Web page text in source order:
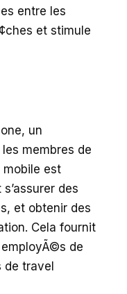
entre les
et stimule
un
membres de
mobile est
des
et obtenir des
Cela fournit
de
travel